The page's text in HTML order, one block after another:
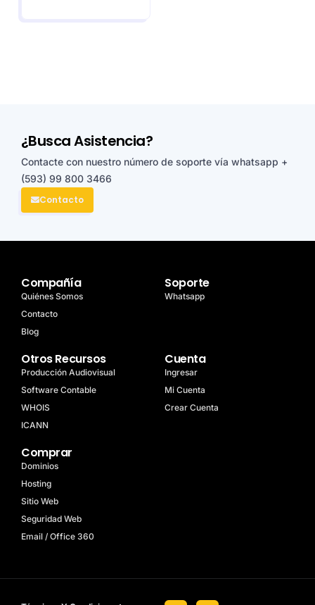
¿Busca Asistencia?
Contacte con nuestro número de soporte vía whatsapp +
(593) 99 800 3466
Contacto
Compañía
Quiénes Somos
Contacto
Blog
Soporte
Whatsapp
Otros Recursos
Producción Audiovisual
Software Contable
WHOIS
ICANN
Cuenta
Ingresar
Mi Cuenta
Crear Cuenta
Comprar
Dominios
Hosting
Sitio Web
Seguridad Web
Email / Office 360